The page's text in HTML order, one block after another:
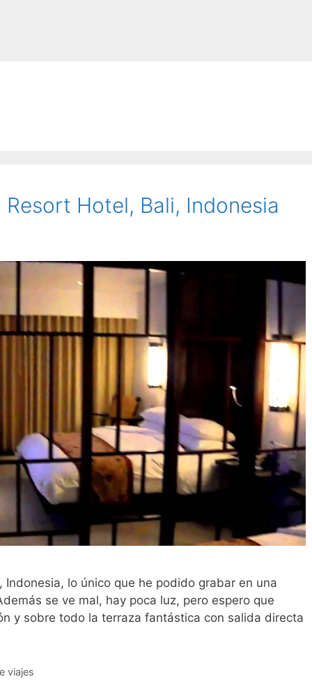
Hotel, Bali, Indonesia
lo único que he podido grabar en una
se ve mal, hay poca luz, pero espero que
y sobre todo la terraza fantástica con salida directa
viajes